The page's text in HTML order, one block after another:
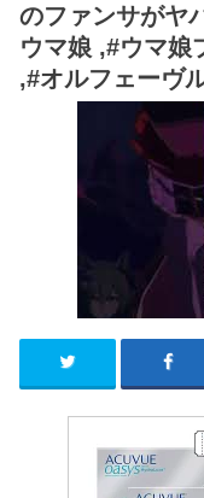
のファンサがヤ
ウマ娘 ,#ウマ娘
,#オルフェーヴ